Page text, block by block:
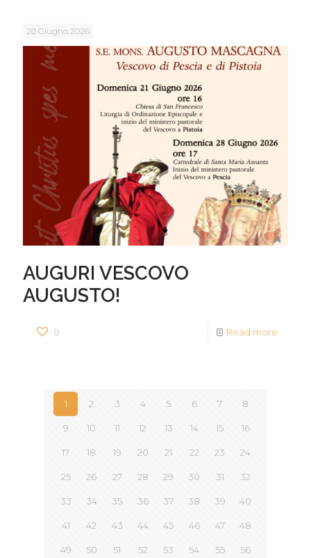
20 Giugno 2026
AUGURI VESCOVO
AUGUSTO!
0 Read more
1 2 3 4 5 6 7 8
9 10 11 12 13 14 15 16
17 18 19 20 21 22 23 24
25 26 27 28 29 30 31 32
33 34 35 36 37 38 39 40
41 42 43 44 45 46 47 48
49 50 51 52 53 54 55 56